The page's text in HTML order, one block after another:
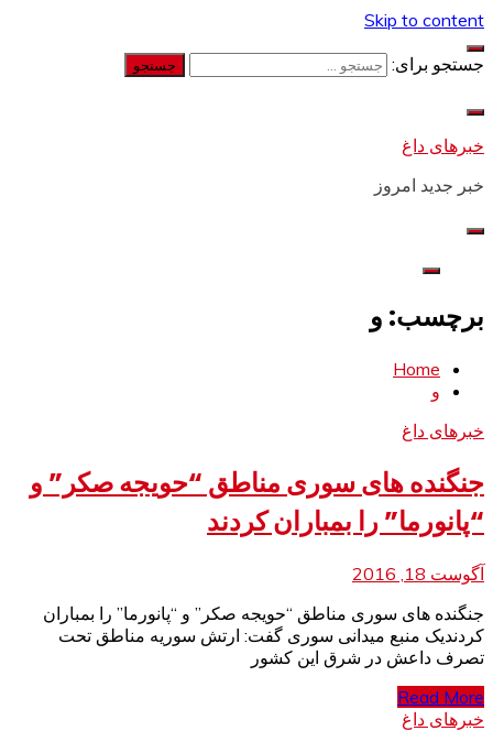
Skip to content
جستجو برای:
خبرهای داغ
خبر جدید امروز
برچسب: و
Home
و
خبرهای داغ
جنگنده های سوری مناطق “حویجه صکر” و
“پانورما” را بمباران کردند
آگوست 18, 2016
جنگنده های سوری مناطق “حویجه صکر” و “پانورما” را بمباران
کردندیک منبع میدانی سوری گفت: ارتش سوریه مناطق تحت
تصرف داعش در شرق این کشور
Read More
خبرهای داغ